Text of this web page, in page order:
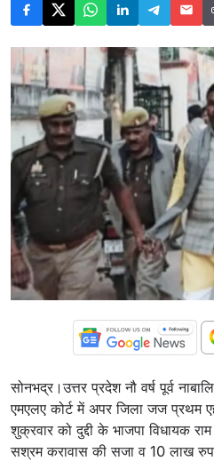
सोनभद्र।उत्तर प्रदेश नौ वर्ष पूर्व
एमएलए कोर्ट में अपर जिला जज प्रथम
शुक्रवार को दुद्दी के भाजपा विधायक
सश्रम करावास की सजा व 10 लाख